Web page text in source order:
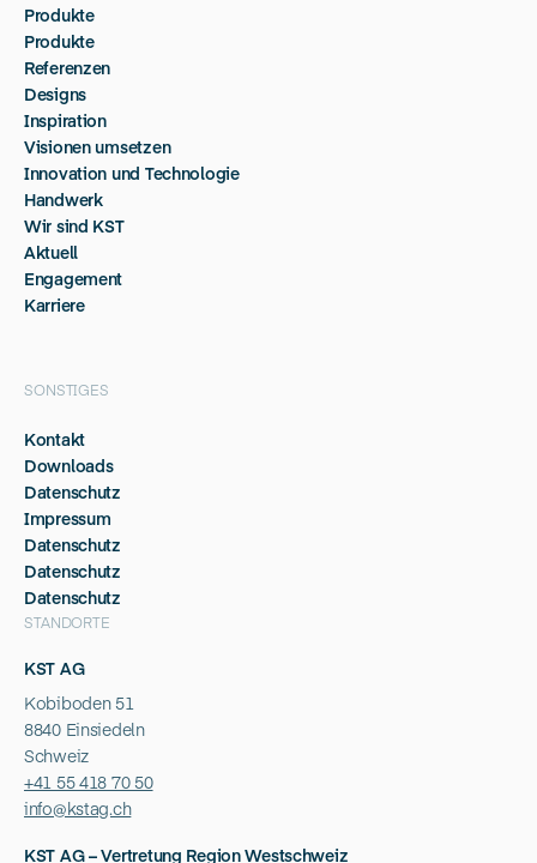
Produkte
Produkte
Referenzen
Designs
Inspiration
Visionen umsetzen
Innovation und Technologie
Handwerk
Wir sind KST
Aktuell
Engagement
Karriere
STANDORTE
KST AG
Kobiboden 51
8840 Einsiedeln
Schweiz
+41 55 418 70 50
info@kstag.ch
KST AG – Vertretung Region Westschweiz
SONSTIGES
Kontakt
Downloads
Datenschutz
Impressum
Datenschutz
Datenschutz
Datenschutz